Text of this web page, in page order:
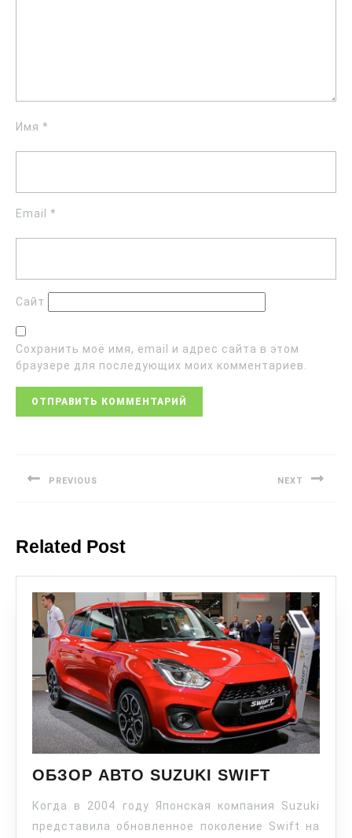
Имя *
Email *
Сайт
Сохранить моё имя, email и адрес сайта в этом
браузере для последующих моих комментариев.
PREVIOUS NEXT
Related Post
ОБЗОР АВТО SUZUKI SWIFT
Когда в 2004 году Японская компания Suzuki
представила обновленное поколение Swift на